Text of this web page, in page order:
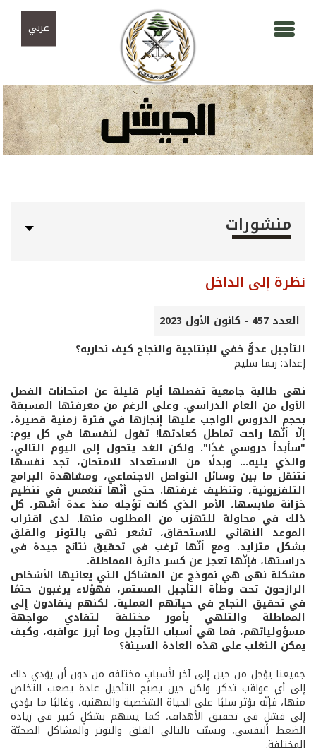
عربي
منشورات
نظرة إلى الداخل
العدد 457 - كانون الأول 2023
التأجيل عدوٌّ خفي للإنتاجية والنجاح كيف نحاربه؟
إعداد: ريما سليم
نهى طالبة جامعية تفصلها أيام قليلة عن امتحانات الفصل
الأول من العام الدراسي. وعلى الرغم من معرفتها المسبقة
بحجم الدروس الواجب عليها إنجازها في فترة زمنية قصيرة،
إلّا أنّها راحت تماطل كعادتها! تقول لنفسها في كل يوم:
"سأبدأ دروسي غدًا". ولكن الغد يتحول إلى اليوم التالي،
والذي يليه... وبدلًا من الاستعداد للامتحان، تجد نفسها
تتنقل ما بين وسائل التواصل الاجتماعي، ومشاهدة البرامج
التلفزيونية، وتنظيف غرفتها. حتى أنّها تنغمس في تنظيم
خزانة ملابسها، الأمر الذي كانت تؤجله منذ عدة أشهر، كل
ذلك في محاولة للتهرّب من المطلوب منها. لدى اقتراب
الموعد النهائي للاستحقاق، تشعر نهى بالتوتر والقلق
بشكل متزايد. ومع أنّها ترغب في تحقيق نتائج جيدة في
دراستها، فإنّها تعجز عن كسر دائرة المماطلة.
مشكلة نهى هي نموذج عن المشاكل التي يعانيها الأشخاص
الرازحون تحت وطأة التأجيل المستمر، فهؤلاء يرغبون حتمًا
في تحقيق النجاح في حياتهم العملية، لكنهم ينقادون إلى
المماطلة والتلهي بأمور مختلفة لتفادي مواجهة
مسؤولياتهم، فما هي أسباب التأجيل وما أبرز عواقبه، وكيف
يمكن التغلب على هذه العادة السيئة؟
جميعنا يؤجل من حين إلى آخر لأسبابٍ مختلفة من دون أن يؤدي ذلك
إلى أي عواقب تذكر. ولكن حين يصبح التأجيل عادة يصعب التخلص
منها، فإنّه يؤثر سلبًا على الحياة الشخصية والمهنية، وغالبًا ما يؤدي
إلى فشلٍ في تحقيق الأهداف، كما يسهم بشكلٍ كبير في زيادة
الضغط النفسي، ويسبّب بالتالي القلق والتوتر والمشاكل الصحيّة
المختلفة.